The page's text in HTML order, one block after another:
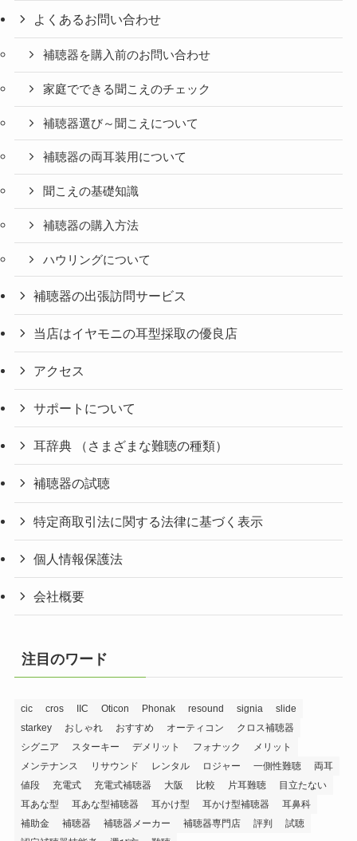
よくあるお問い合わせ
補聴器を購入前のお問い合わせ
家庭でできる聞こえのチェック
補聴器選び～聞こえについて
補聴器の両耳装用について
聞こえの基礎知識
補聴器の購入方法
ハウリングについて
補聴器の出張訪問サービス
当店はイヤモニの耳型採取の優良店
アクセス
サポートについて
耳辞典 （さまざまな難聴の種類）
補聴器の試聴
特定商取引法に関する法律に基づく表示
個人情報保護法
会社概要
注目のワード
cic cros IIC Oticon Phonak resound signia
slide
starkey
おしゃれ おすすめ オーティコン
クロス補聴器
シグニア
スターキー デメリット フォナック
メリット
メンテナンス
リサウンド レンタル ロジャー 一側性難聴
両耳
値段
充電式 充電式補聴器 大阪 比較 片耳難聴
目立たない
耳あな型
耳あな型補聴器 耳かけ型 耳かけ型補聴器
耳鼻科
補助金
補聴器 補聴器メーカー 補聴器専門店 評判
試聴